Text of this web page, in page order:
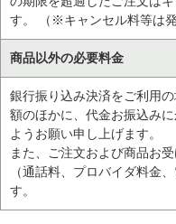
す。 （※キャンセル料等は発
商品以外の必要料金
銀行振り込み決済をご利用
額のほかに、代金お振込み
ようお願い申し上げます。
また、ご注文および商品お
（通話料、プロバイダ料金
す。